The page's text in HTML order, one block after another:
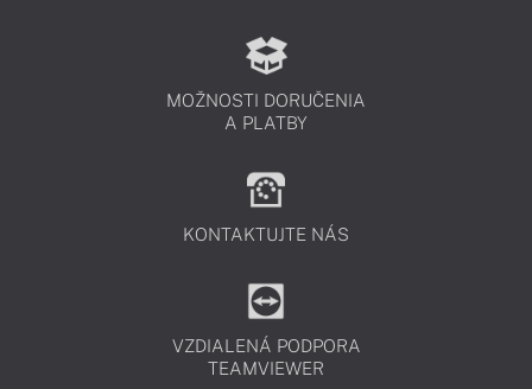
MOŽNOSTI DORUČENIA
A PLATBY
KONTAKTUJTE NÁS
VZDIALENÁ PODPORA
TEAMVIEWER